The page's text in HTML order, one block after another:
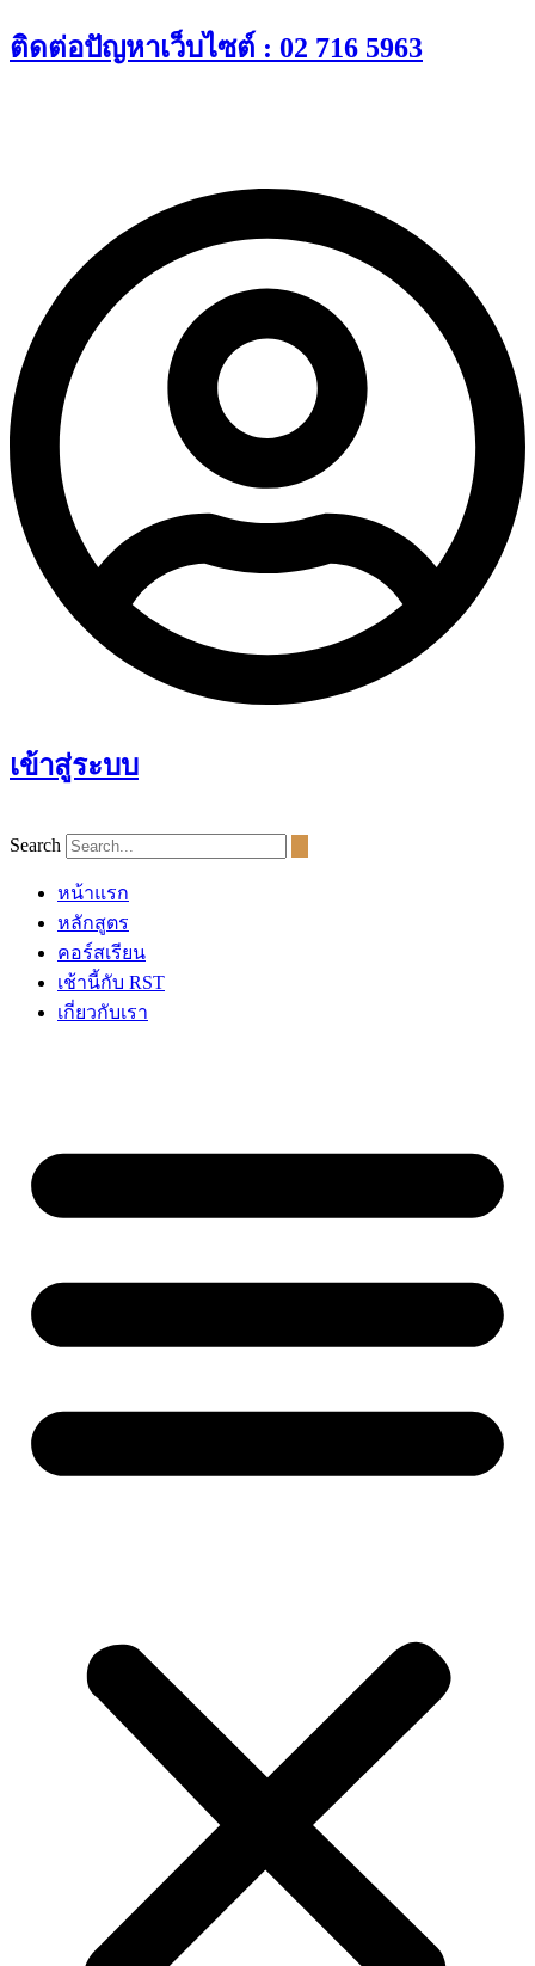
Skip
to
ติดต่อปัญหาเว็บไซต์ : 02 716 5963
เข้าสู่ระบบ
Search
หน้าแรก
หลักสูตร
คอร์สเรียน
เช้านี้กับ RST
เกี่ยวกับเรา